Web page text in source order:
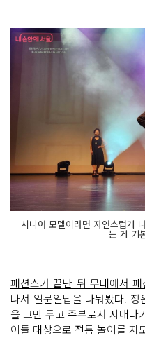
시니어 모델이라면 자연스럽게
는 게 기
패션쇼가 끝난 뒤 무대에서
나서 일문일답을 나눠봤다. 장
을 그만 두고 주부로서 지내다
이들 대상으로 전통 놀이를 지